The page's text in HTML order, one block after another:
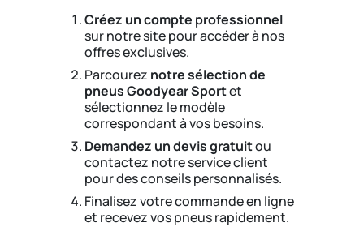
Créez un compte professionnel
sur notre site pour accéder à nos
offres exclusives.
Parcourez notre sélection de
pneus Goodyear Sportet
sélectionnez le modèle
correspondant à vos besoins.
Demandez un devis gratuitou
contactez notre service client
pour des conseils personnalisés.
Finalisez votre commande en ligne
et recevez vos pneus rapidement.